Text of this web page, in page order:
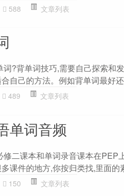
588 文章列表
?背单词技巧,需要自己探索和
自己的方法。例如背单词最好
489 文章列表
单词音频
修二课本和单词录音课本在PEP
课件的地方,你按归类找,里面的
150 文章列表